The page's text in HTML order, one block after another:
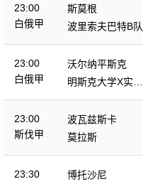
23:00
白俄甲
斯莫根
波里索夫巴特B队
23:00
白俄甲
沃尔纳平斯克
明斯克大学X实验
室
23:00
斯伐甲
波瓦兹斯卡
莫拉斯
23:30
博托沙尼